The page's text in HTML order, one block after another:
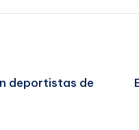
deportistas de